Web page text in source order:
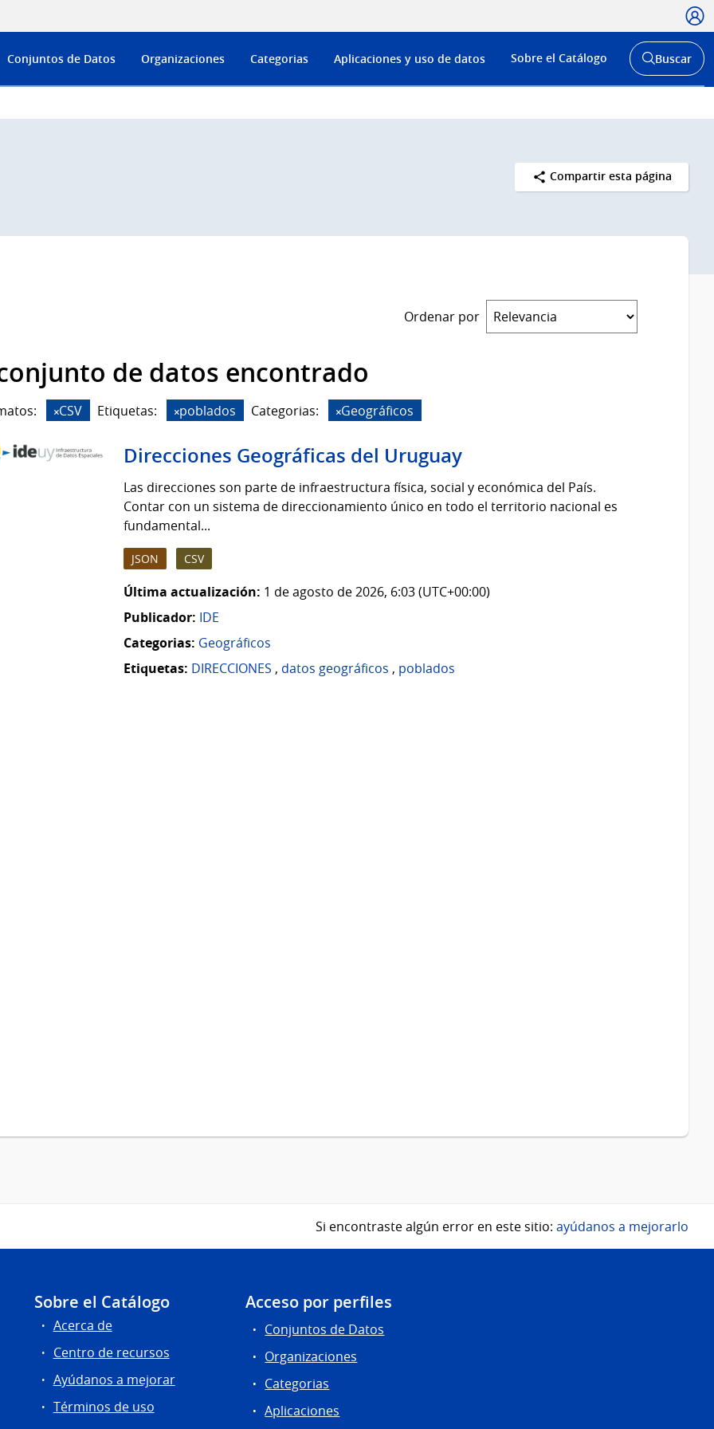
Menú
de
Conjuntos de Datos Organizaciones Categorias Aplicaciones y uso de datos Sobre el Catálogo
Abrir
buscador
Buscar
Compartir esta página
Ordenar por
de datos encontrado
CSV Etiquetas: poblados Categorias: Geográficos
Direcciones Geográficas del Uruguay
Las direcciones son parte de infraestructura física, social y económica del País.
Contar con un sistema de direccionamiento único en todo el territorio nacional es
fundamental...
JSON CSV
Última actualización: 1 de agosto de 2026, 6:03 (UTC+00:00)
Publicador: IDE
Categorias: Geográficos
Etiquetas: DIRECCIONES , datos geográficos , poblados
Si encontraste algún error en este sitio: ayúdanos a mejorarlo
Sobre el Catálogo
Acerca de
Centro de recursos
Ayúdanos a mejorar
Términos de uso
Acceso por perfiles
Conjuntos de Datos
Organizaciones
Categorias
Aplicaciones